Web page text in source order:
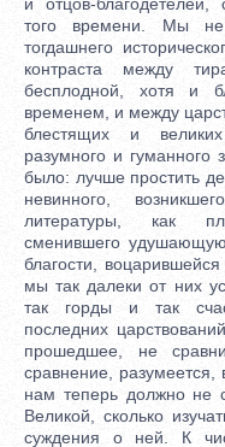
того времени. Мы
тогдашнего
контраста между
бесплодной, хотя и
временем, и между
блестящих и
разумного и гуманного
было: лучше простить
невинного,
литературы, как
сменившего удушающую
благости,
мы так далеки от них
так горды и так
последних
прошедшее, не
сравнение,
нам теперь должно не
Великой, сколько
суждения о ней. К